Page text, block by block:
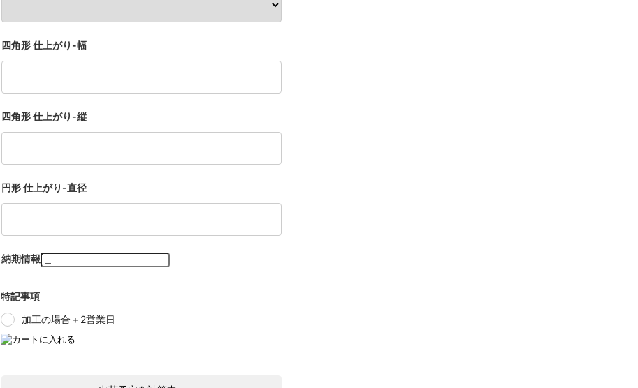
四角形 仕上がり-幅
四角形 仕上がり-縦
円形 仕上がり-直径
納期情報
特記事項
加工の場合＋2営業日